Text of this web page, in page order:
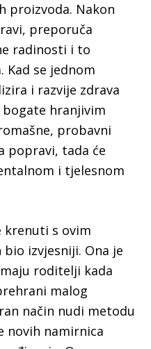
proizvoda. Nakon
preporuča
radinosti i to
se jednom
i razvije zdrava
hranjivim
probavni
popravi, tada će
i tjelesnom
krenuti s ovim
izvjesniji. Ona je
roditelji kada
malog
način nudi metodu
novih namirnica